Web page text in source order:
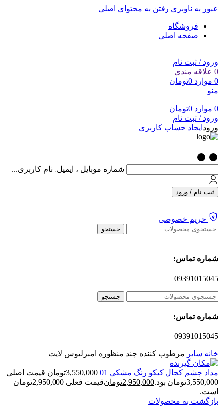
عبور به ناوبری رفتن به محتوای اصلی
فروشگاه
صفحه اصلی
ورود / ثبت نام
0 علاقه مندی
0 موارد 0تومان
منو
0 موارد 0تومان
ورود / ثبت نام
ورود ایجاد حساب کاربری
شماره موبایل ، ایمیل، نام کاربری...
ثبت نام / ورود
حریم خصوصی
جستجو
شماره تماس:
09391015045
جستجو
شماره تماس:
09391015045
خانه سایر مرطوب کننده چند منظوره امبرلیوس لایت
مداد چشم کجال کیکو رنگ مشکی 01 3,550,000تومان قیمت اصلی
3,550,000تومان بود.
2,950,000تومان
قیمت فعلی 2,950,000تومان
است.
بازگشت به محصولات